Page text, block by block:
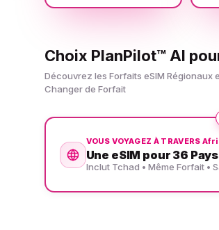
Choix PlanPilot™ AI
Découvrez les Forfaits eSIM
Changer de Forfait
VOUS VOYAGEZ À TRAVERS
Une eSIM pour 36 Pays
Inclut Tchad • Même Forfait •